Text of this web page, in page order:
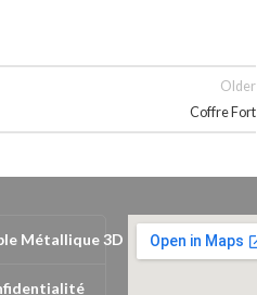
Older
Coffre Fort
Métallique 3D